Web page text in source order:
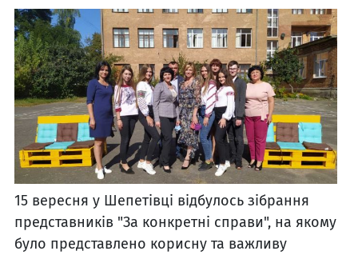
15 вересня у Шепетівці відбулось зібрання
представників "За конкретні справи", на якому
було представлено корисну та важливу